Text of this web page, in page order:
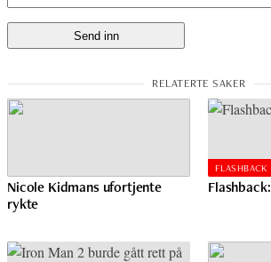
Nicole Kidmans ufortjente
rykte
FLASHBACK
Flashback: